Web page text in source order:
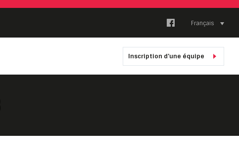
Français
Inscription d'une équipe